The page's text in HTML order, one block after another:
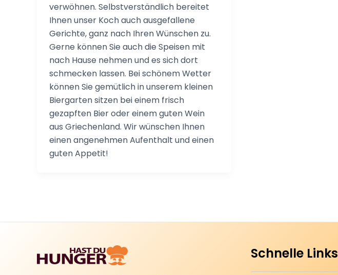
verwöhnen. Selbstverständlich bereitet
Ihnen unser Koch auch ausgefallene
Gerichte, ganz nach Ihren Wünschen zu.
Gerne können Sie auch die Speisen mit
nach Hause nehmen und es sich dort
schmecken lassen. Bei schönem Wetter
können Sie gemütlich in unserem kleinen
Biergarten sitzen bei einem frisch
gezapften Bier oder einem guten Wein
aus Griechenland. Wir wünschen Ihnen
einen angenehmen Aufenthalt und einen
guten Appetit!
Schnelle Links